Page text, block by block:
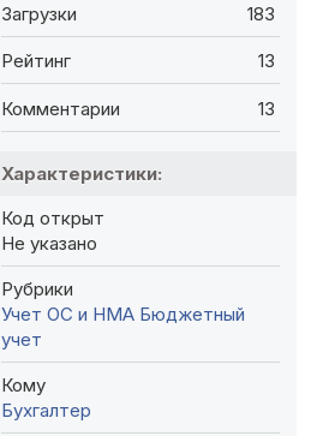
Загрузки 183
Рейтинг 13
Комментарии 13
Характеристики:
Код открыт
Не указано
Рубрики
Учет ОС и НМА Бюджетный
учет
Кому
Бухгалтер